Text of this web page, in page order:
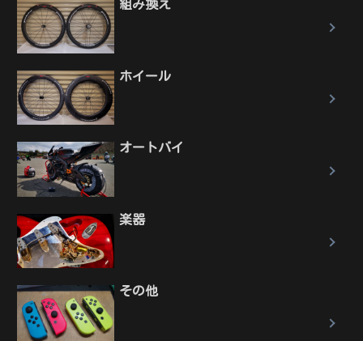
組み換え
ホイール
オートバイ
楽器
その他